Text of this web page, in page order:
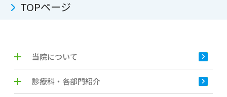
TOPページ
当院について
診療科・各部門紹介